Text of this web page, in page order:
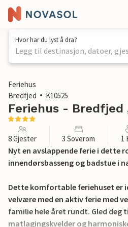
Hvor har du lyst å dra?
Legg til destinasjon, datoer,
1 / 29
Feriehus
Bredfjed
K10525
Feriehus - Bredfjed
8 Gjester 3 Soverom 1
Nyt en avslappende ferie i dette
innendørsbasseng og badstue i
Dette komfortable feriehuset er
velvære med en aktiv ferie med
familie hele året rundt. Gled deg
matlagingskvelder og